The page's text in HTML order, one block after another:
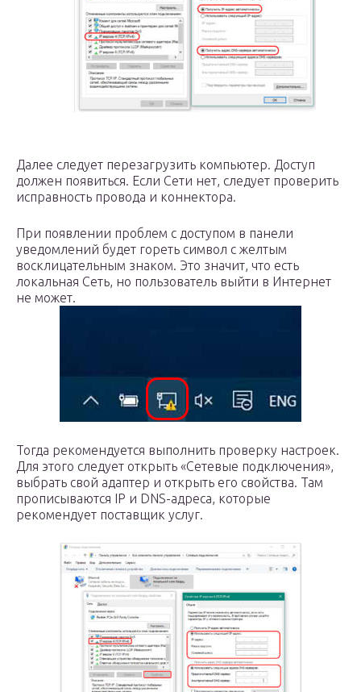
Далее следует перезагрузить компьютер. Доступ
должен появиться. Если Сети нет, следует проверить
исправность провода и коннектора.
При появлении проблем с доступом в панели
уведомлений будет гореть символ с желтым
восклицательным знаком. Это значит, что есть
локальная Сеть, но пользователь выйти в Интернет
не может.
Тогда рекомендуется выполнить проверку настроек.
Для этого следует открыть «Сетевые подключения»,
выбрать свой адаптер и открыть его свойства. Там
прописываются IP и DNS-адреса, которые
рекомендует поставщик услуг.